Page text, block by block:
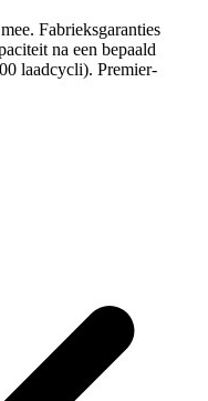
Fabrieksgaranties
na een bepaald
laadcycli). Premier-